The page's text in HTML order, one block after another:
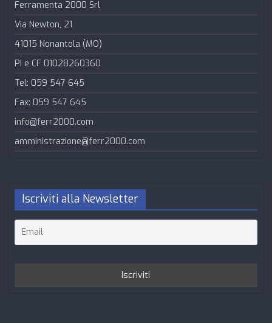
Ferramenta 2000 Srl
Via Newton, 21
41015 Nonantola (MO)
PI e CF 01028260360
Tel: 059 547 645
Fax: 059 547 645
info@ferr2000.com
amministrazione@ferr2000.com
Iscriviti alla Newsletter